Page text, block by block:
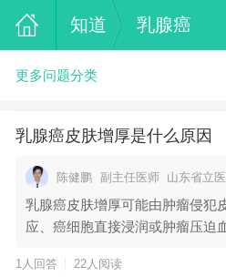
知道 乳腺癌
更多问题分类
乳腺癌皮肤增厚是什么原因
陈健鹏 副主任医师 山东省立
乳腺癌皮肤增厚可能由肿瘤侵犯
应、癌细胞直接浸润或肿瘤压迫
1人回答 22人阅读